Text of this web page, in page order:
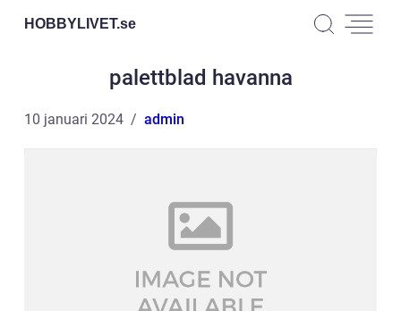
HOBBYLIVET.se
palettblad havanna
10 januari 2024 admin